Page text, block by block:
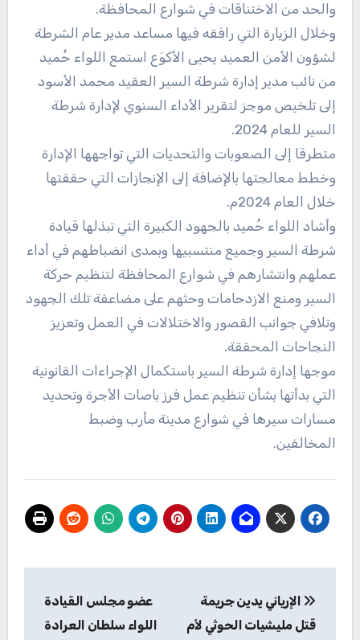
والحد من الاختناقات في شوارع المحافظة.
وخلال الزيارة التي رافقه فيها مساعد مدير عام الشرطة
لشؤون الأمن العميد يحيى الأكوَع استمع اللواء حُميد
من نائب مدير إدارة شرطة السير العقيد محمد الأسود
إلى تلخيص موجز لتقرير الأداء السنوي لإدارة شرطة
السير للعام 2024.
متطرقا إلى الصعوبات والتحديات التي تواجهها الإدارة
وخطط معالجتها بالإضافة إلى الإنجازات التي حققتها
خلال العام 2024م.
وأشاد اللواء حُميد بالجهود الكبيرة التي تبذلها قيادة
شرطة السير وجميع منتسبيها وبمدى انضباطهم في أداء
عملهم وانتشارهم في شوارع المحافظة لتنظيم حركة
السير ومنع الازدحامات وحثهم على مضاعفة تلك الجهود
وتلافي جوانب القصور والاختلالات في العمل وتعزيز
النجاحات المحققة.
موجها إدارة شرطة السير باستكمال الإجراءات القانونية
التي بدأتها بشأن تنظيم عمل فرز باصات الأجرة وتحديد
مسارات سيرها في شوارع مدينة مأرب وضبط
المخالفين.
المقالات
الإرياني يدين جريمة
قتل مليشيات الحوثي لأم
عضو مجلس القيادة
اللواء سلطان العرادة